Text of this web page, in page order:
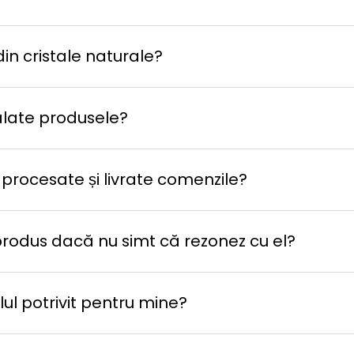
cristale naturale?
produsele?
și livrate comenzile?
dacă nu simt că rezonez cu el?
potrivit pentru mine?